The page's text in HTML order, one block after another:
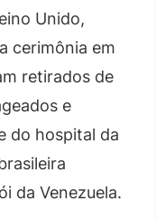
Unido,
cerimônia em
retirados de
e
do hospital da
da Venezuela.